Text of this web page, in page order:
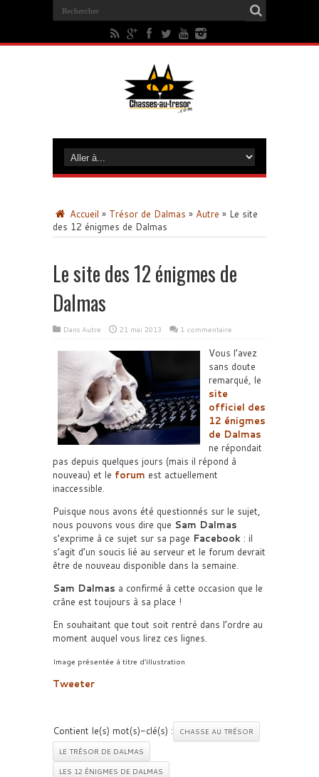
Accueil » Trésor de Dalmas » Autre » Le site
des 12 énigmes de Dalmas
Le site des 12 énigmes de
Dalmas
Dans Autre 21 mai 2013 1 commentaire
Vous l’avez
sans doute
remarqué, le
site
officiel des
12 énigmes
de Dalmas
ne répondait
pas depuis quelques jours (mais il répond à
nouveau) et le forum est actuellement
inaccessible.
Puisque nous avons été questionnés sur le sujet,
nous pouvons vous dire que Sam Dalmas
s’exprime à ce sujet sur sa page Facebook : il
s’agit d’un soucis lié au serveur et le forum devrait
être de nouveau disponible dans la semaine.
Sam Dalmas a confirmé à cette occasion que le
crâne est toujours à sa place !
En souhaitant que tout soit rentré dans l’ordre au
moment auquel vous lirez ces lignes.
Image présentée à titre d’illustration
Tweeter
Contient le(s) mot(s)-clé(s) :
CHASSE AU TRÉSOR
LE TRÉSOR DE DALMAS
LES 12 ÉNIGMES DE DALMAS